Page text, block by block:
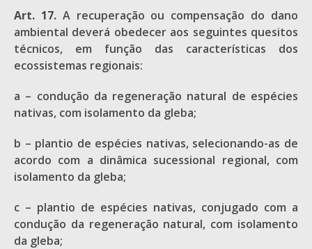
Art. 17.A recuperação ou compensação do dano
ambiental deverá obedecer aos seguintes quesitos
técnicos, em função das características dos
ecossistemas regionais:
a – condução da regeneração natural de espécies
nativas, com isolamento da gleba;
b – plantio de espécies nativas, selecionando-as de
acordo com a dinâmica sucessional regional, com
isolamento da gleba;
c – plantio de espécies nativas, conjugado com a
condução da regeneração natural, com isolamento
da gleba;